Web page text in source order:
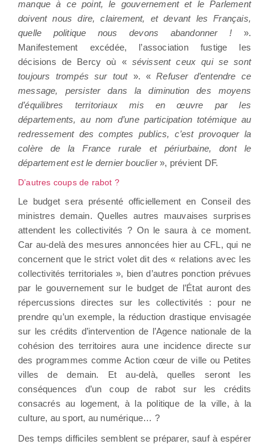
manque à ce point, le gouvernement et le Parlement
doivent nous dire, clairement, et devant les Français,
quelle politique nous devons abandonner ! ».
Manifestement excédée, l’association fustige les
décisions de Bercy où «sévissent ceux qui se sont
toujours trompés sur tout». « Refuser d’entendre ce
message, persister dans la diminution des moyens
d’équilibres territoriaux mis en œuvre par les
départements, au nom d’une participation totémique au
redressement des comptes publics, c’est provoquer la
colère de la France rurale et périurbaine, dont le
département est le dernier bouclier», prévient DF.
D’autres coups de rabot ?
Le budget sera présenté officiellement en Conseil des
ministres demain. Quelles autres mauvaises surprises
attendent les collectivités ? On le saura à ce moment.
Car au-delà des mesures annoncées hier au CFL, qui ne
concernent que le strict volet dit des « relations avec les
collectivités territoriales », bien d’autres ponction prévues
par le gouvernement sur le budget de l’État auront des
répercussions directes sur les collectivités : pour ne
prendre qu’un exemple, la réduction drastique envisagée
sur les crédits d’intervention de l’Agence nationale de la
cohésion des territoires aura une incidence directe sur
des programmes comme Action cœur de ville ou Petites
villes de demain. Et au-delà, quelles seront les
conséquences d’un coup de rabot sur les crédits
consacrés au logement, à la politique de la ville, à la
culture, au sport, au numérique… ?
Des temps difficiles semblent se préparer, sauf à espérer